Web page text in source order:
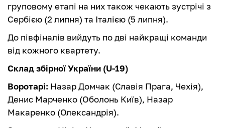
груповому етапі на них також чекають зустрічі з
Сербією (2 липня) та Італією (5 липня).
До півфіналів вийдуть по дві найкращі команди
від кожного квартету.
Склад збірної України (U-19)
Воротарі: Назар Домчак (Славія Прага, Чехія),
Денис Марченко (Оболонь Київ), Назар
Макаренко (Олександрія).